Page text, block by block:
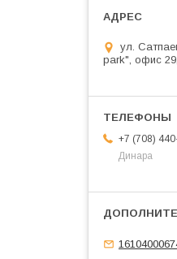
ул.
park", офис
+7 (708)
Динара